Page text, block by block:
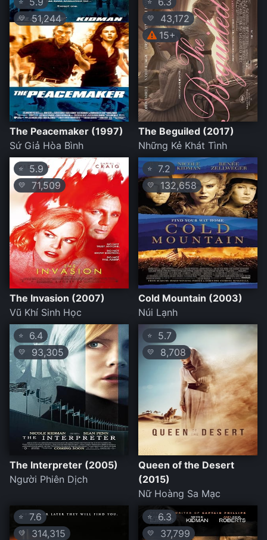
💛51,244
The Peacemaker (1997)
Sứ Giả Hòa Bình
💛
43,172
15+
The Beguiled (2017)
Những Kẻ Khát Tình
⭐ 5.9
💛 71,509
The Invasion (2007)
Vũ Khí Sinh Học
⭐ 7.2
💛132,658
Cold Mountain (2003)
Núi Lạnh
⭐ 6.4
💛 93,305
The Interpreter (2005)
Người Phiên Dịch
⭐ 5.7
💛 8,708
Queen of the Desert
(2015)
Nữ Hoàng Sa Mạc
⭐ 7.6
💛 314,315
⭐6.3
💛 37,799